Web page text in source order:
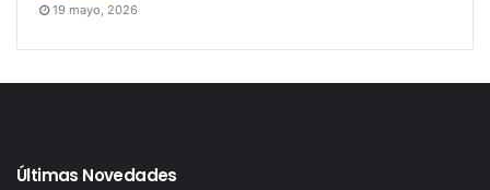
19 mayo, 2026
Últimas Novedades